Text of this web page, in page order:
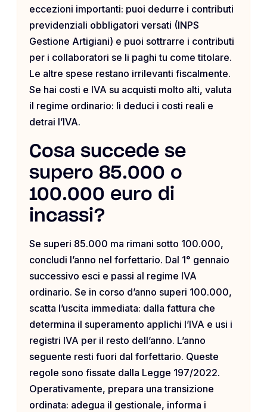
eccezioni importanti: puoi dedurre i contributi
previdenziali obbligatori versati (INPS
Gestione Artigiani) e puoi sottrarre i contributi
per i collaboratori se li paghi tu come titolare.
Le altre spese restano irrilevanti fiscalmente.
Se hai costi e IVA su acquisti molto alti, valuta
il regime ordinario: lì deduci i costi reali e
detrai l’IVA.
Cosa succede se
supero 85.000 o
100.000 euro di
incassi?
Se superi 85.000 ma rimani sotto 100.000,
concludi l’anno nel forfettario. Dal 1° gennaio
successivo esci e passi al regime IVA
ordinario. Se in corso d’anno superi 100.000,
scatta l’uscita immediata: dalla fattura che
determina il superamento applichi l’IVA e usi i
registri IVA per il resto dell’anno. L’anno
seguente resti fuori dal forfettario. Queste
regole sono fissate dalla Legge 197/2022.
Operativamente, prepara una transizione
ordinata: adegua il gestionale, informa i